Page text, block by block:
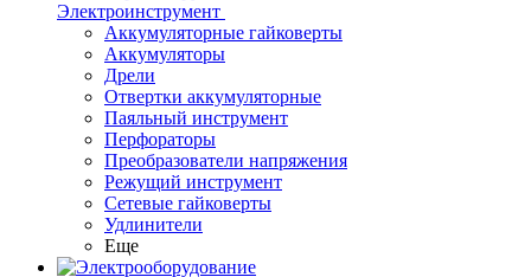
Электроинструмент
Аккумуляторные гайковерты
Аккумуляторы
Дрели
Отвертки аккумуляторные
Паяльный инструмент
Перфораторы
Преобразователи напряжения
Режущий инструмент
Сетевые гайковерты
Удлинители
Еще